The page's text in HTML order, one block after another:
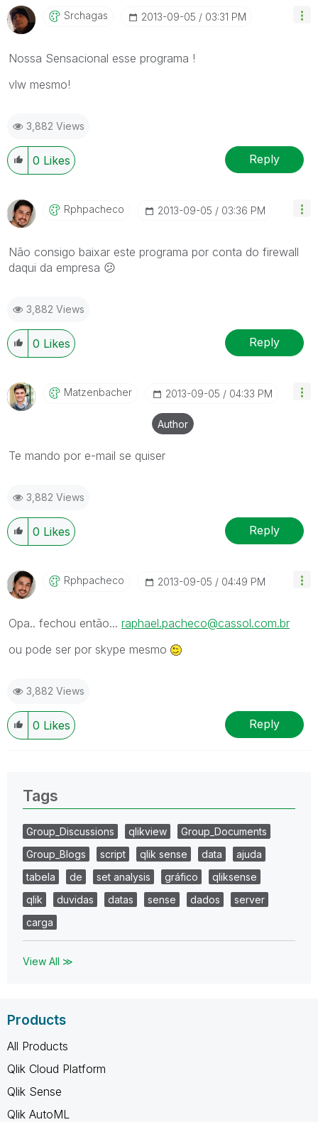
Srchagas ‎2013-09-05 03:31 PM
Nossa Sensacional esse programa !
vlw mesmo!
3,882 Views
0 Likes Reply
Rphpacheco ‎2013-09-05 03:36 PM
Não consigo baixar este programa por conta do firewall
daqui da empresa 😕
3,882 Views
0 Likes Reply
Matzenbacher ‎2013-09-05 04:33 PM
Author
Te mando por e-mail se quiser
3,882 Views
0 Likes Reply
Rphpacheco ‎2013-09-05 04:49 PM
Opa.. fechou então... raphael.pacheco@cassol.com.br
ou pode ser por skype mesmo
3,882 Views
0 Likes Reply
Tags
Group_Discussions qlikview
Group_Documents
Group_Blogs
script qlik sense data
ajuda
tabela
de set analysis gráfico
qliksense
qlik
duvidas datas sense dados
server
carga
View All ≫
Products
All Products
Qlik Cloud Platform
Qlik Sense
Qlik AutoML